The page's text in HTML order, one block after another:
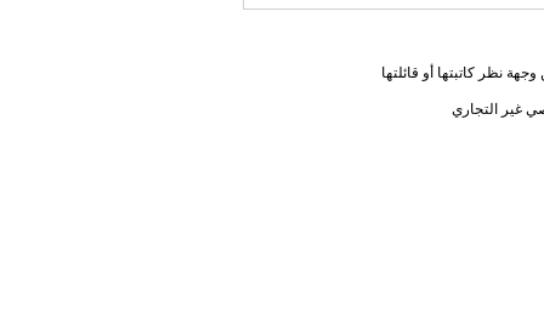
نظر كاتبتها أو قائلتها
غير التجاري